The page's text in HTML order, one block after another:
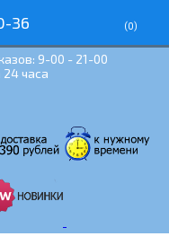
36 (0)
9-00 - 21-00
часа